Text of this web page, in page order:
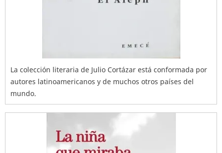
La colección literaria de Julio Cortázar está conformada por
autores latinoamericanos y de muchos otros países del
mundo.